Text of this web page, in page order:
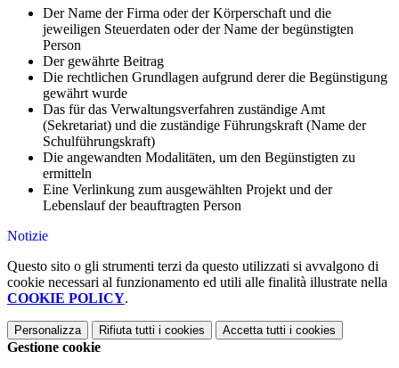
Der Name der Firma oder der Körperschaft und die
jeweiligen Steuerdaten oder der Name der begünstigten
Person
Der gewährte Beitrag
Die rechtlichen Grundlagen aufgrund derer die Begünstigung
gewährt wurde
Das für das Verwaltungsverfahren zuständige Amt
(Sekretariat) und die zuständige Führungskraft (Name der
Schulführungskraft)
Die angewandten Modalitäten, um den Begünstigten zu
ermitteln
Eine Verlinkung zum ausgewählten Projekt und der
Lebenslauf der beauftragten Person
Notizie
Questo sito o gli strumenti terzi da questo utilizzati si avvalgono di
cookie necessari al funzionamento ed utili alle finalità illustrate nella
COOKIE POLICY.
Personalizza Rifiuta tutti i cookies Accetta tutti i cookies
Gestione cookie